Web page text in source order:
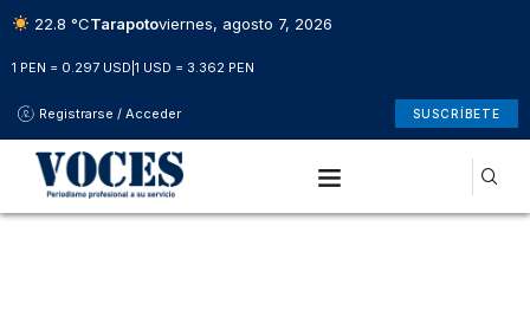
22.8 °CTarapotoviernes, agosto 7, 2026
1 PEN = 0.297 USD 1 USD = 3.362 PEN
Registrarse / Acceder SUSCRÍBETE